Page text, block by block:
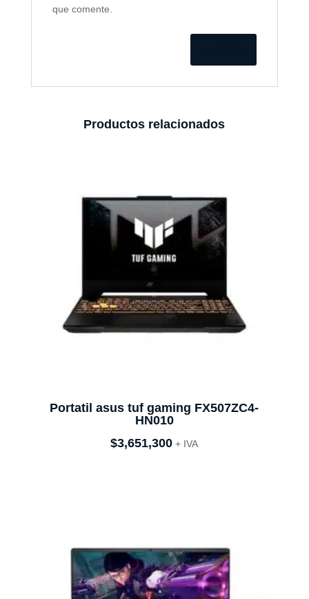
que comente.
Productos relacionados
Portatil asus tuf gaming FX507ZC4-
HN010
$3,651,300 + IVA